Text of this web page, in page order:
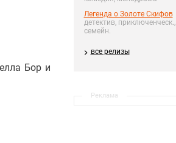
Легенда о Золоте Скифов
детектив, приключенческ.,
семейн.
все релизы
Реклама
Бор и